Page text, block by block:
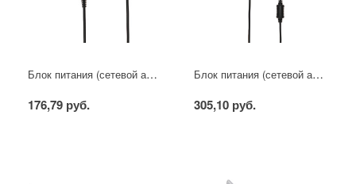
Блок питания (сетевой адаптер) AC 110-250В/DC 5В, 2А, 10Вт с DC разъемом подключения 5,5х2,1 (IP43)
176,79 руб.
Блок питания (сетевой адаптер) AC 110-250В/DC 5В, 3А, 15Вт с DC разъемом подключения 5,5х2,1 (IP43)
305,10 руб.